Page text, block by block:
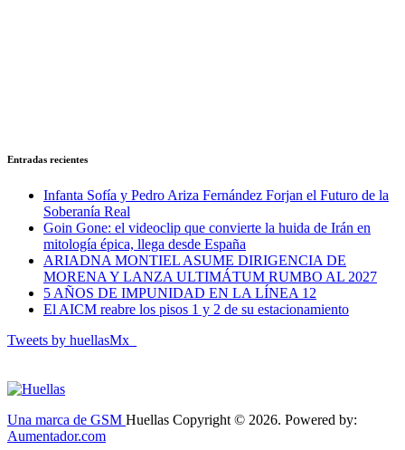
Entradas recientes
Infanta Sofía y Pedro Ariza Fernández Forjan el Futuro de la
Soberanía Real
Goin Gone: el videoclip que convierte la huida de Irán en
mitología épica, llega desde España
ARIADNA MONTIEL ASUME DIRIGENCIA DE
MORENA Y LANZA ULTIMÁTUM RUMBO AL 2027
5 AÑOS DE IMPUNIDAD EN LA LÍNEA 12
El AICM reabre los pisos 1 y 2 de su estacionamiento
Tweets by huellasMx_
Una marca de GSM Huellas Copyright © 2026. Powered by:
Aumentador.com